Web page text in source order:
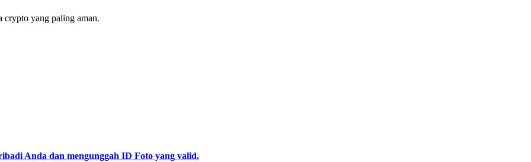
crypto yang paling aman.
Anda dan mengunggah ID Foto yang valid.